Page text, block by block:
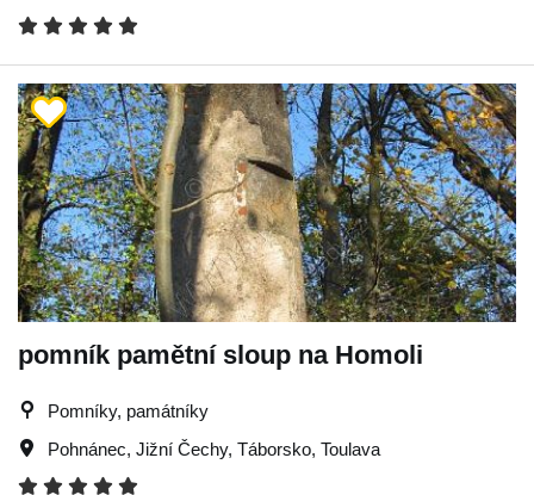
pomník pamětní sloup na Homoli
Pomníky, památníky
Pohnánec, Jižní Čechy, Táborsko, Toulava